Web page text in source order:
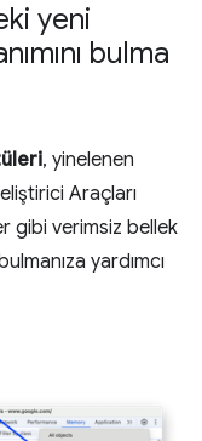
yeni
bulma
, yinelenen
Araçları
gibi verimsiz bellek
yardımcı